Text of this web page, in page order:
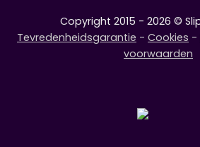
Copyright 2015 - 2026 ©
Tevredenheidsgarantie - Cookies -
voorwaarden